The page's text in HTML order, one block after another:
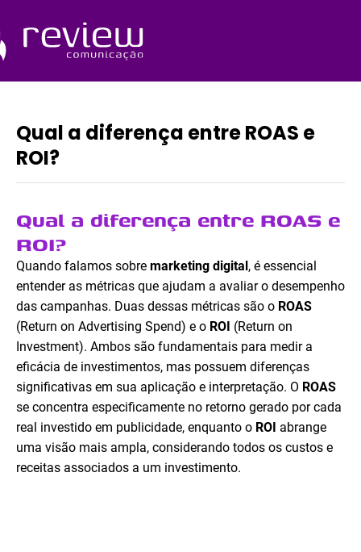
o
conteúdo
Qual a diferença entre ROAS e
ROI?
Qual a diferença entre ROAS e
ROI?
Quando falamos sobre marketing digital , é essencial
entender as métricas que ajudam a avaliar o desempenho
das campanhas. Duas dessas métricas são o ROAS
(Return on Advertising Spend) e o ROI (Return on
Investment). Ambos são fundamentais para medir a
eficácia de investimentos, mas possuem diferenças
significativas em sua aplicação e interpretação. O ROAS
se concentra especificamente no retorno gerado por cada
real investido em publicidade, enquanto o ROI abrange
uma visão mais ampla, considerando todos os custos e
receitas associados a um investimento.